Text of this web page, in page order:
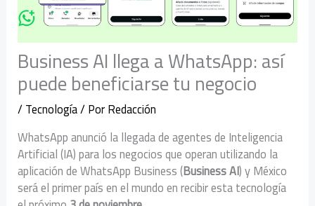
Business AI llega a WhatsApp: así
puede beneficiarse tu negocio
/Tecnología/ PorRedacción
WhatsApp anunció la llegada de agentes de Inteligencia
Artificial (IA) para los negocios que operan utilizando la
aplicación de WhatsApp Business (Business AI) y México
será el primer país en el mundo en recibir esta tecnología